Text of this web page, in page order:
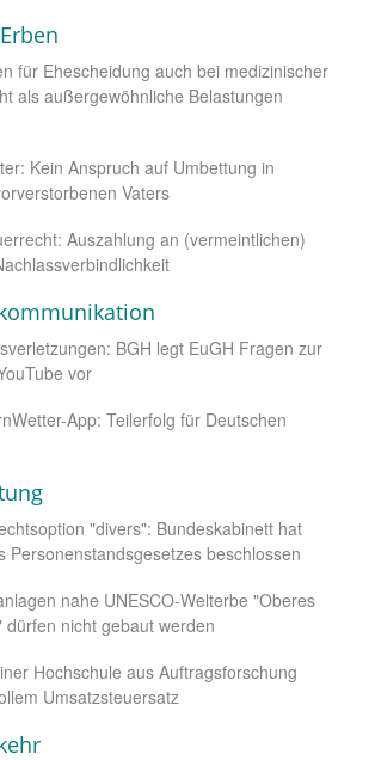
für Ehescheidung auch bei medizinischer
als außergewöhnliche Belastungen
Kein Anspruch auf Umbettung in
Vaters
Auszahlung an (vermeintlichen)
BGH legt EuGH Fragen zur
vor
App: Teilerfolg für Deutschen
"divers": Bundeskabinett hat
Personenstandsgesetzes beschlossen
nahe UNESCO-Welterbe "Oberes
dürfen nicht gebaut werden
Hochschule aus Auftragsforschung
Umsatzsteuersatz